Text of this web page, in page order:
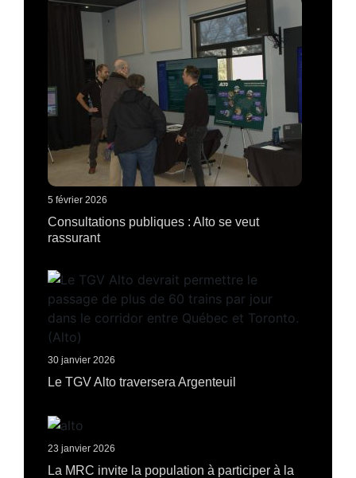
5 février 2026
Consultations publiques : Alto se veut
rassurant
30 janvier 2026
Le TGV Alto traversera Argenteuil
23 janvier 2026
La MRC invite la population à participer à la